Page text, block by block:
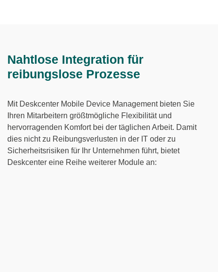
Nahtlose Integration für
reibungslose Prozesse
Mit Deskcenter Mobile Device Management bieten Sie
Ihren Mitarbeitern größtmögliche Flexibilität und
hervorragenden Komfort bei der täglichen Arbeit. Damit
dies nicht zu Reibungsverlusten in der IT oder zu
Sicherheitsrisiken für Ihr Unternehmen führt, bietet
Deskcenter eine Reihe weiterer Module an: